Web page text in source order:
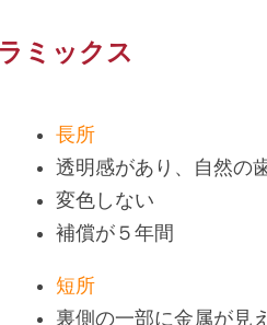
ミックス
長所
透明感があり、自然の
変色しない
補償が５年間
短所
裏側の一部に金属が見